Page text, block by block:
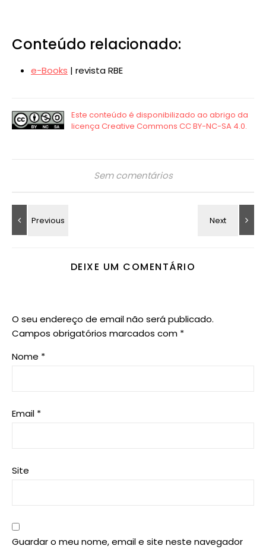
Conteúdo relacionado:
e-Books | revista RBE
Sem comentários
DEIXE UM COMENTÁRIO
O seu endereço de email não será publicado.
Campos obrigatórios marcados com *
Nome *
Email *
Site
Guardar o meu nome, email e site neste navegador